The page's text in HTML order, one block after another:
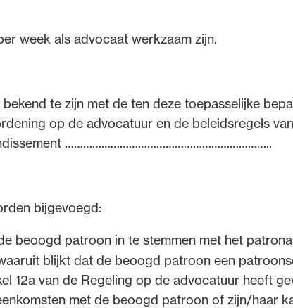
week als advocaat werkzaam zijn.
te zijn met de ten deze toepasselijke
op de advocatuur en de beleidsregels
…………………………………………………………..
bijgevoegd:
beoogd patroon in te stemmen met het
blijkt dat de beoogd patroon een
12a van de Regeling op de advocatuur heeft
met de beoogd patroon of zijn/haar